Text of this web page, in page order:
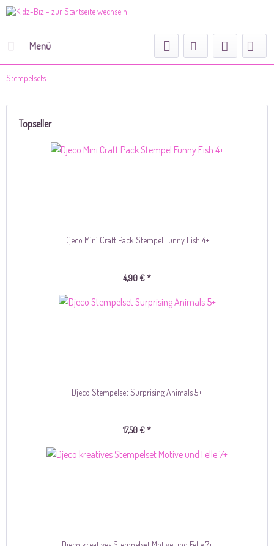
Menü
Stempelsets
Topseller
Djeco Mini Craft Pack Stempel Funny Fish 4+
4,90 € *
Djeco Stempelset Surprising Animals 5+
17,50 € *